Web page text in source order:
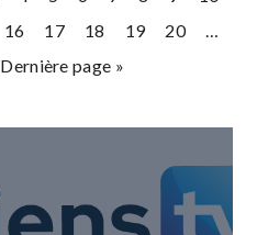
16 17 18 19 20
…
Dernière page »